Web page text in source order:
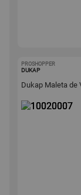
PROSHOPPER
DUKAP
Dukap Maleta de